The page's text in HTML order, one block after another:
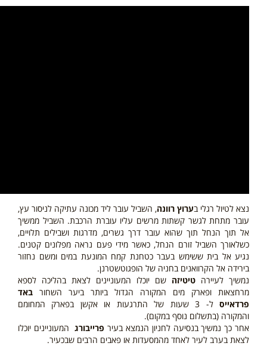
נצא לטיול רגלי בערוץ רוונה, השביל עובר ליד מכונה עתיקה לניסור עץ,
עובר מתחת לגשר קשתות מרשים עליו עוברת הרכבת. השביל ממשיך
אל תוך הנחל תוך שהוא עובר דרך גשרים, מדרגות ושבילים תלויים,
כשלאורך השביל זורם הנחל, כאשר מידי פעם נראה מפלונים קטנים.
נגיע אל בית ששימש בעבר כטחנת קמח המונעת במים ומשם נחזור
בירידה אל הקרוואנים בחניה של הופגוטשטרנן.
נמשיך לעיירה טיטיזה שם יוכלו המעוניינים לצאת בהליכה לספא
מרחצאות ופארק מים המקורה הגדול ביותר ביער השחור באד
פרדאייס
ל- 3 שעות של התרגעות או אקשן בפארק המחומם
והמקורה (בתשלום נוסף במקום).
אחר כך נמשיך בנסיעה לחניון הנמצא בעיר פרייבורגהמעוניינים יוכלו
לצאת בערב לעיר לאחד מהמסעדות או פאבים הרבים שבכעיר.